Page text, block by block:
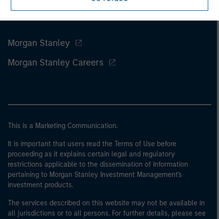
Morgan Stanley
Morgan Stanley Careers
This is a Marketing Communication.
It is important that users read the Terms of Use before
proceeding as it explains certain legal and regulatory
restrictions applicable to the dissemination of information
pertaining to Morgan Stanley Investment Management's
investment products.
The services described on this website may not be available in
all jurisdictions or to all persons. For further details, please see